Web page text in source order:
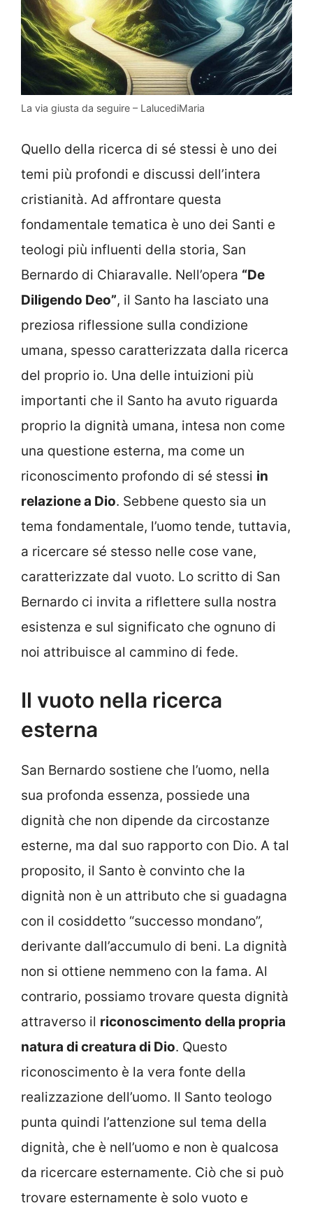
La via giusta da seguire – LalucediMaria
Quello della ricerca di sé stessi è uno dei
temi più profondi e discussi dell’intera
cristianità. Ad affrontare questa
fondamentale tematica è uno dei Santi e
teologi più influenti della storia, San
Bernardo di Chiaravalle. Nell’opera “De
Diligendo Deo”, il Santo ha lasciato una
preziosa riflessione sulla condizione
umana, spesso caratterizzata dalla ricerca
del proprio io. Una delle intuizioni più
importanti che il Santo ha avuto riguarda
proprio la dignità umana, intesa non come
una questione esterna, ma come un
riconoscimento profondo di sé stessi in
relazione a Dio. Sebbene questo sia un
tema fondamentale, l’uomo tende, tuttavia,
a ricercare sé stesso nelle cose vane,
caratterizzate dal vuoto. Lo scritto di San
Bernardo ci invita a riflettere sulla nostra
esistenza e sul significato che ognuno di
noi attribuisce al cammino di fede.
Il vuoto nella ricerca
esterna
San Bernardo sostiene che l’uomo, nella
sua profonda essenza, possiede una
dignità che non dipende da circostanze
esterne, ma dal suo rapporto con Dio. A tal
proposito, il Santo è convinto che la
dignità non è un attributo che si guadagna
con il cosiddetto “successo mondano”,
derivante dall’accumulo di beni. La dignità
non si ottiene nemmeno con la fama. Al
contrario, possiamo trovare questa dignità
attraverso il riconoscimento della propria
natura di creatura di Dio. Questo
riconoscimento è la vera fonte della
realizzazione dell’uomo. Il Santo teologo
punta quindi l’attenzione sul tema della
dignità, che è nell’uomo e non è qualcosa
da ricercare esternamente. Ciò che si può
trovare esternamente è solo vuoto e